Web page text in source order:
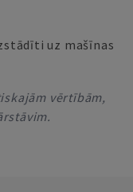
uz mašīnas
vērtībām,